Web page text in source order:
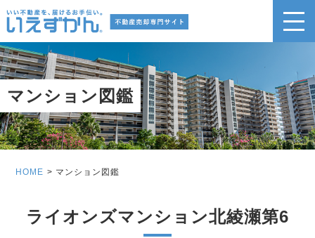
マンション図鑑
HOME マンション図鑑
ライオンズマンション北綾瀬第6